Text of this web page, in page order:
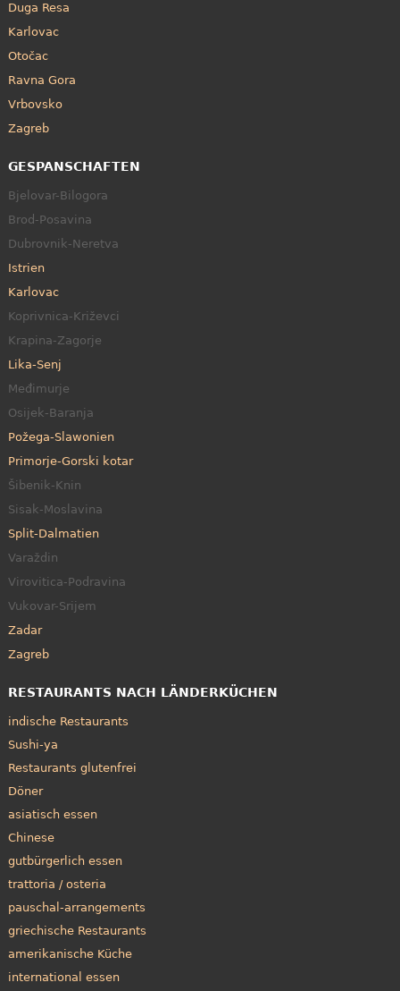
Duga Resa
Karlovac
Otočac
Ravna Gora
Vrbovsko
Zagreb
GESPANSCHAFTEN
Bjelovar-Bilogora
Brod-Posavina
Dubrovnik-Neretva
Istrien
Karlovac
Koprivnica-Križevci
Krapina-Zagorje
Lika-Senj
Međimurje
Osijek-Baranja
Požega-Slawonien
Primorje-Gorski kotar
Šibenik-Knin
Sisak-Moslavina
Split-Dalmatien
Varaždin
Virovitica-Podravina
Vukovar-Srijem
Zadar
Zagreb
RESTAURANTS NACH LÄNDERKÜCHEN
indische Restaurants
Sushi-ya
Restaurants glutenfrei
Döner
asiatisch essen
Chinese
gutbürgerlich essen
trattoria / osteria
pauschal-arrangements
griechische Restaurants
amerikanische Küche
international essen